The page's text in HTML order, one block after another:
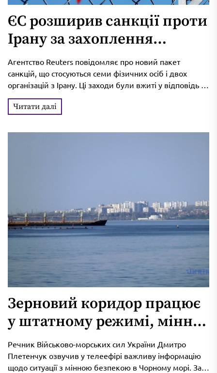
ЄС розширив санкції проти
Ірану за захоплення
заручників
Агентство Reuters повідомляє про новий пакет
санкцій, що стосуються семи фізичних осіб і двох
організацій з Ірану. Ці заходи були вжиті у відповідь на
затримання...
Читати далі
Зерновий коридор працює
у штатному режимі, мінної
небезпеки для суден немає
– ВМС
Речник Військово-морських сил України Дмитро
Плетенчук озвучив у телеефірі важливу інформацію
щодо ситуації з мінною безпекою в Чорному морі. За